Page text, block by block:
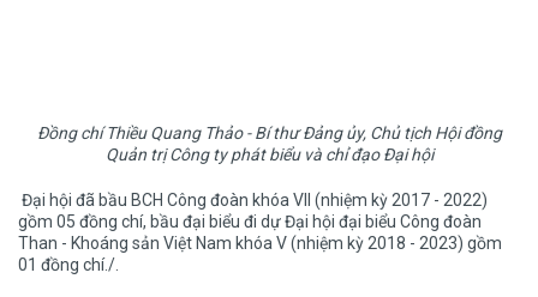
Đồng chí Thiều Quang Thảo - Bí thư Đảng ủy, Chủ tịch Hội đồng
Quản trị Công ty phát biểu và chỉ đạo Đại hội
Đại hội đã bầu BCH Công đoàn khóa VII (nhiệm kỳ 2017 - 2022)
gồm 05 đồng chí, bầu đại biểu đi dự Đại hội đại biểu Công đoàn
Than - Khoáng sản Việt Nam khóa V (nhiệm kỳ 2018 - 2023) gồm
01 đồng chí./.